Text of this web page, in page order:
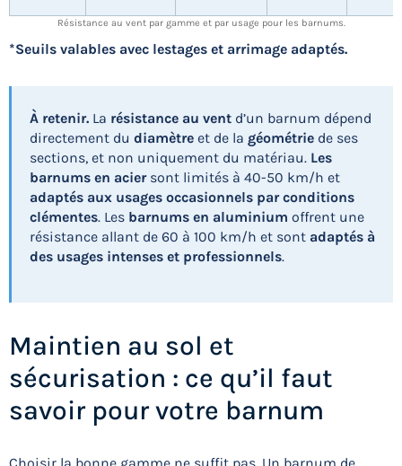
Résistance au vent par gamme et par usage pour les barnums.
*Seuils valables avec lestages et arrimage adaptés.
À retenir. La résistance au vent d’un barnum dépend
directement du diamètre et de la géométrie de ses
sections, et non uniquement du matériau. Les
barnums en aciersont limités à 40-50 km/h et
adaptés aux usages occasionnels par conditions
clémentes. Les barnums en aluminium offrent une
résistance allant de 60 à 100 km/h et sont adaptés à
des usages intenses et professionnels.
Maintien au sol et
sécurisation : ce qu’il faut
savoir pour votre barnum